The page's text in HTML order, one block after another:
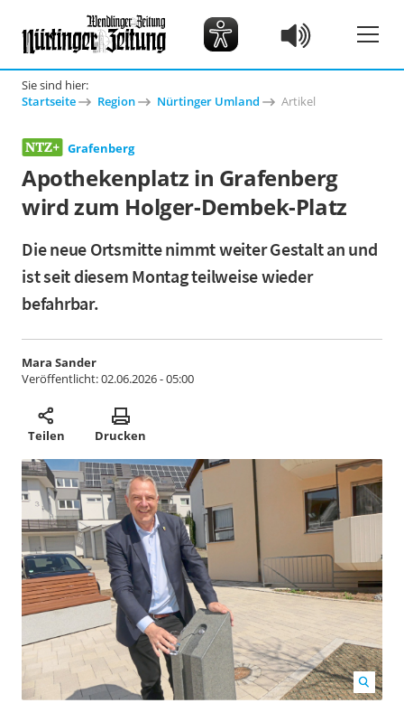
Sie sind hier:
Startseite
Region Nürtinger Umland Artikel
Grafenberg
Apothekenplatz in Grafenberg
wird zum Holger-Dembek-Platz
Die neue Ortsmitte nimmt weiter Gestalt an und
ist seit diesem Montag teilweise wieder
befahrbar.
Mara Sander
Veröffentlicht:02.06.2026 - 05:00
Teilen Drucken